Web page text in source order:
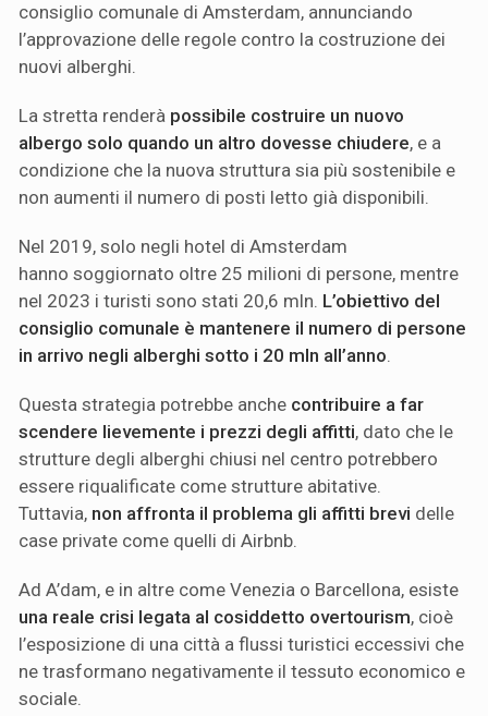
consiglio comunale di Amsterdam, annunciando
l’approvazione delle regole contro la costruzione dei
nuovi alberghi.
La stretta renderà possibile costruire un nuovo
albergo solo quando un altro dovesse chiudere, e a
condizione che la nuova struttura sia più sostenibile e
non aumenti il numero di posti letto già disponibili.
Nel 2019, solo negli hotel di Amsterdam
hanno soggiornato oltre 25 milioni di persone, mentre
nel 2023 i turisti sono stati 20,6 mln. L’obiettivo del
consiglio comunale è mantenere il numero di persone
in arrivo negli alberghi sotto i 20 mln all’anno.
Questa strategia potrebbe anche contribuire a far
scendere lievemente i prezzi degli affitti, dato che le
strutture degli alberghi chiusi nel centro potrebbero
essere riqualificate come strutture abitative.
Tuttavia, non affronta il problema gli affitti brevi delle
case private come quelli di Airbnb.
Ad A’dam, e in altre come Venezia o Barcellona, esiste
una reale crisi legata al cosiddetto overtourism, cioè
l’esposizione di una città a flussi turistici eccessivi che
ne trasformano negativamente il tessuto economico e
sociale.